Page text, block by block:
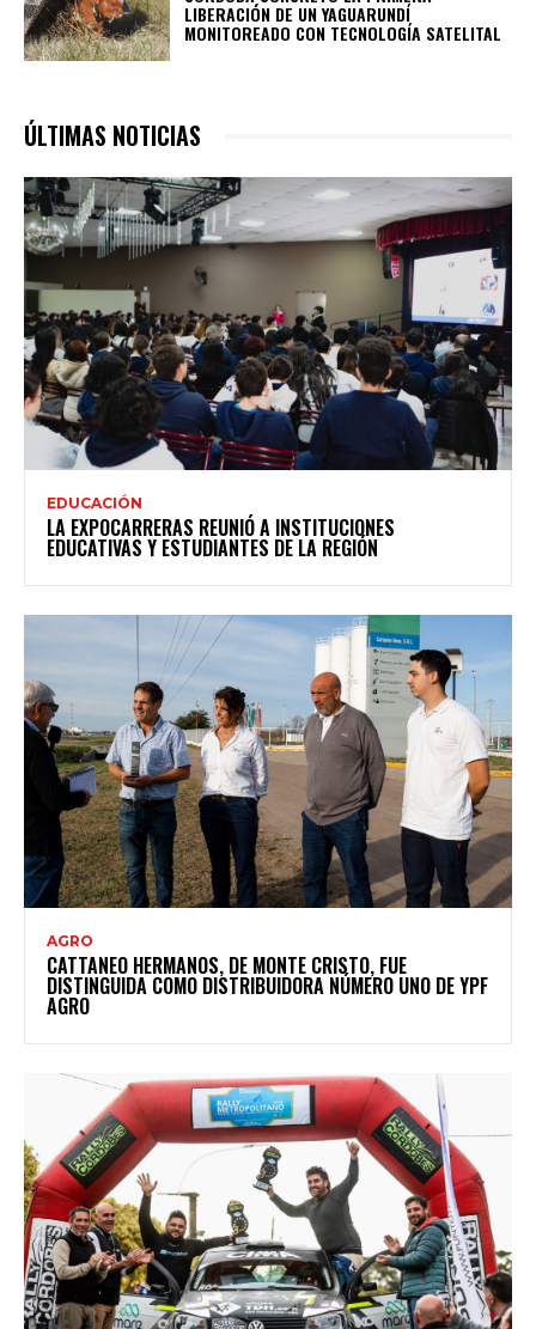
LIBERACIÓN DE UN YAGUARUNDÍ
MONITOREADO CON TECNOLOGÍA SATELITAL
ÚLTIMAS NOTICIAS
EDUCACIÓN
LA EXPOCARRERAS REUNIÓ A INSTITUCIONES
EDUCATIVAS Y ESTUDIANTES DE LA REGIÓN
AGRO
CATTANEO HERMANOS, DE MONTE CRISTO, FUE
DISTINGUIDA COMO DISTRIBUIDORA NÚMERO UNO DE YPF
AGRO